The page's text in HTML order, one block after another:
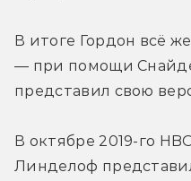
В итоге Гордон всё
— при помощи
представил свою
В октябре 2019-го
Линделоф